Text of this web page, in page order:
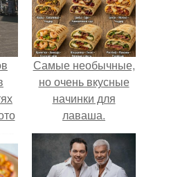
Самые необычные,
но очень вкусные
начинки для
лаваша.